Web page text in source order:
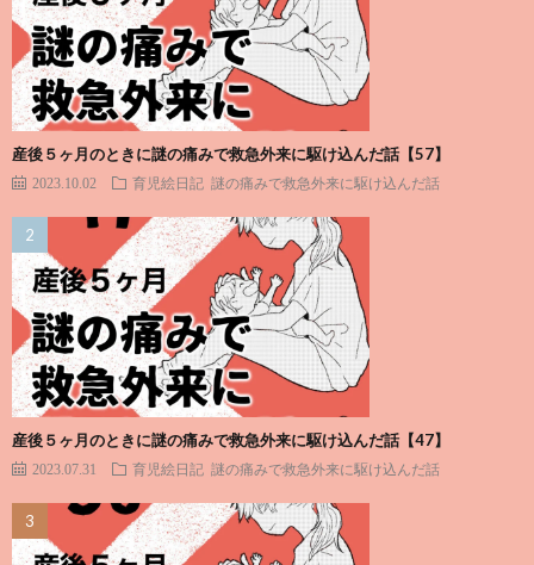
産後５ヶ月のときに謎の痛みで救急外来に駆け込んだ話【57】
2023.10.02 育児絵日記 謎の痛みで救急外来に駆け込んだ話
産後５ヶ月のときに謎の痛みで救急外来に駆け込んだ話【47】
2023.07.31 育児絵日記 謎の痛みで救急外来に駆け込んだ話